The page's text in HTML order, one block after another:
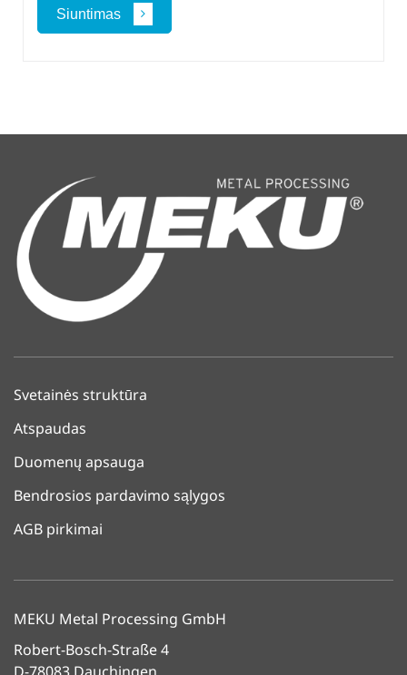
Siuntimas
Svetainės struktūra
Atspaudas
Duomenų apsauga
Bendrosios pardavimo sąlygos
AGB pirkimai
MEKU Metal Processing GmbH
Robert-Bosch-Straße 4